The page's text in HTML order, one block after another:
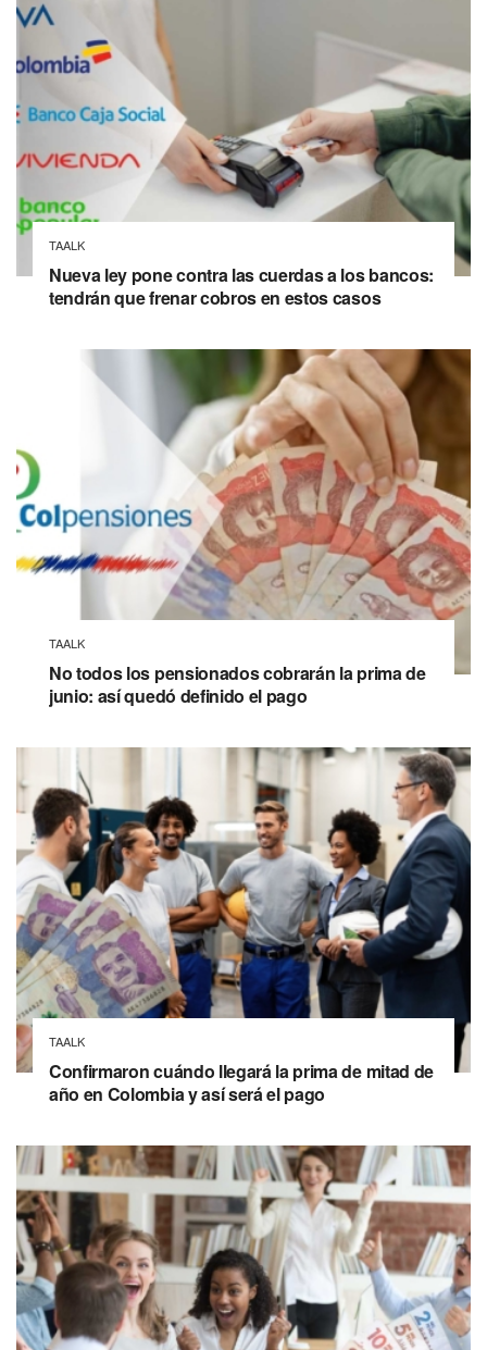
TAALK
Nueva ley pone contra las cuerdas a los bancos:
tendrán que frenar cobros en estos casos
TAALK
No todos los pensionados cobrarán la prima de
junio: así quedó definido el pago
TAALK
Confirmaron cuándo llegará la prima de mitad de
año en Colombia y así será el pago